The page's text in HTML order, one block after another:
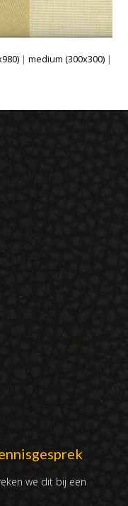
|medium (300x300) |
we dit bij een